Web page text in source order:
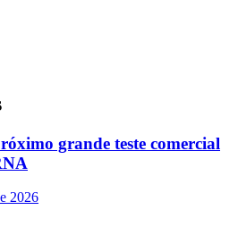
grande teste comercial
2026